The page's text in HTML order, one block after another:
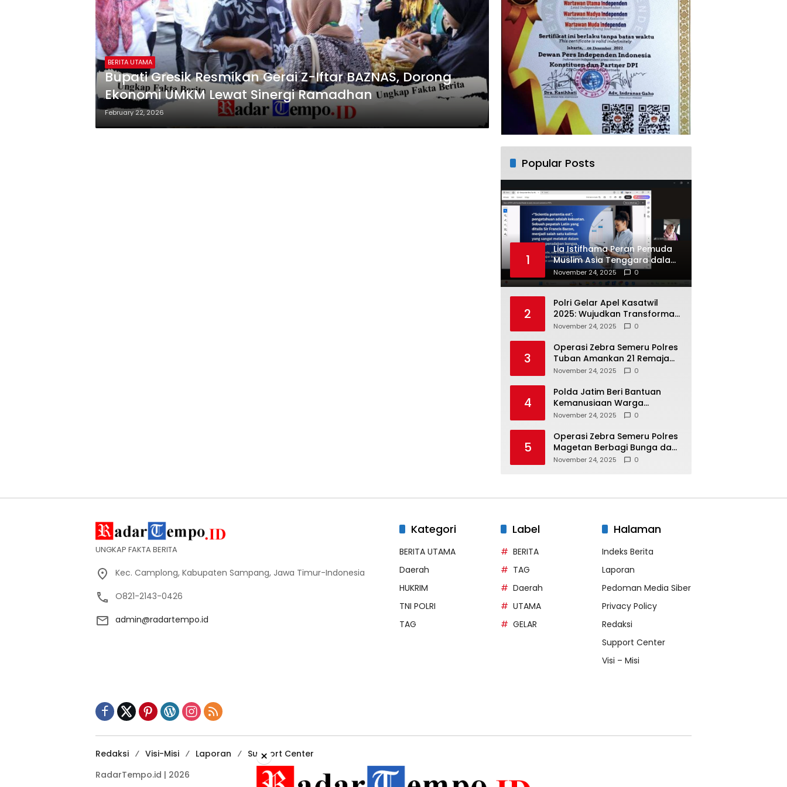
BERITA UTAMA
Bupati Gresik Resmikan Gerai Z-Iftar BAZNAS, Dorong
Ekonomi UMKM Lewat Sinergi Ramadhan
February 22, 2026
Popular Posts
1
Lia Istifhama Peran Pemuda
Muslim Asia Tenggara dalam
Inovasi dan Kolaborasi
Internasional
November 24, 2025 0
2
Polri Gelar Apel Kasatwil
2025: Wujudkan Transformasi
Polri yang Profesional untuk
November 24, 2025 0
3
Operasi Zebra Semeru Polres
Tuban Amankan 21 Remaja
Pelaku Balap Liar
November 24, 2025 0
4
Polda Jatim Beri Bantuan
Kemanusiaan Warga
Terdampak Erupsi Gunung
November 24, 2025 0
5
Operasi Zebra Semeru Polres
Magetan Berbagi Bunga dan
Coklat Ajak Warga Tertib
November 24, 2025 0
UNGKAP FAKTA BERITA
Kec. Camplong, Kabupaten Sampang, Jawa Timur-Indonesia
O821-2143-0426
admin@radartempo.id
Kategori
BERITA UTAMA
Daerah
HUKRIM
TNI POLRI
TAG
Label
BERITA
TAG
Daerah
UTAMA
GELAR
Halaman
Indeks Berita
Laporan
Pedoman Media Siber
Privacy Policy
Redaksi
Support Center
Visi – Misi
Redaksi Visi-Misi Laporan
Support Center
RadarTempo.id | 2026
×